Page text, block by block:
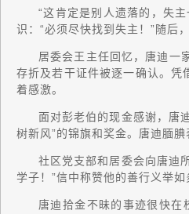
“这肯定是别人遗落的，失
识：“必须尽快找到失主！”随后
居委会王主任回忆，唐迪一
存折及若干证件被逐一确认。凭
着感激。
面对彭老伯的现金感谢，唐
树新风”的锦旗和奖金。唐迪腼
社区党支部和居委会向唐迪
学子！”信中称赞他的善行义举
唐迪拾金不昧的事迹很快在